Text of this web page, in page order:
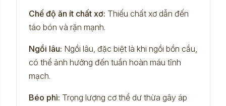
Chế độ ăn ít chất xơ: Thiếu chất xơ dẫn đến
táo bón và rặn mạnh.
Ngồi lâu: Ngồi lâu, đặc biệt là khi ngồi bồn cầu,
có thể ảnh hưởng đến tuần hoàn máu tĩnh
mạch.
Béo phì: Trọng lượng cơ thể dư thừa gây áp